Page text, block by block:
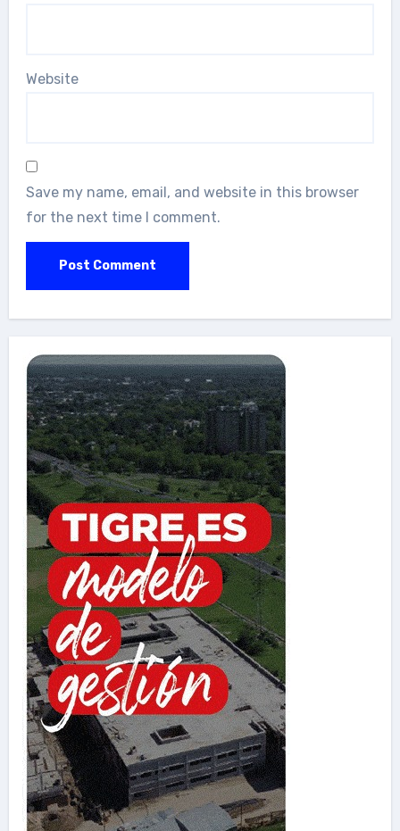
Website
Save my name, email, and website in this browser
for the next time I comment.